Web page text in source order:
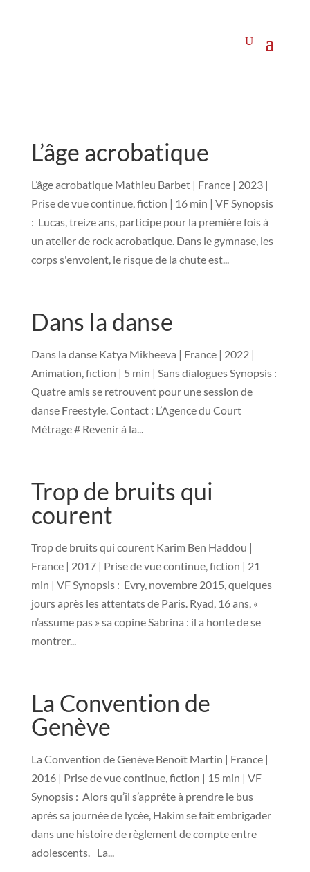
L’âge acrobatique
L’âge acrobatique Mathieu Barbet | France | 2023 |
Prise de vue continue, fiction | 16 min | VF Synopsis
: Lucas, treize ans, participe pour la première fois à
un atelier de rock acrobatique. Dans le gymnase, les
corps s'envolent, le risque de la chute est...
Dans la danse
Dans la danse Katya Mikheeva | France | 2022 |
Animation, fiction | 5 min | Sans dialogues Synopsis :
Quatre amis se retrouvent pour une session de
danse Freestyle. Contact : L’Agence du Court
Métrage # Revenir à la...
Trop de bruits qui
courent
Trop de bruits qui courent Karim Ben Haddou |
France | 2017 | Prise de vue continue, fiction | 21
min | VF Synopsis : Evry, novembre 2015, quelques
jours après les attentats de Paris. Ryad, 16 ans, «
n’assume pas » sa copine Sabrina : il a honte de se
montrer...
La Convention de
Genève
La Convention de Genève Benoît Martin | France |
2016 | Prise de vue continue, fiction | 15 min | VF
Synopsis : Alors qu’il s’apprête à prendre le bus
après sa journée de lycée, Hakim se fait embrigader
dans une histoire de règlement de compte entre
adolescents. La...